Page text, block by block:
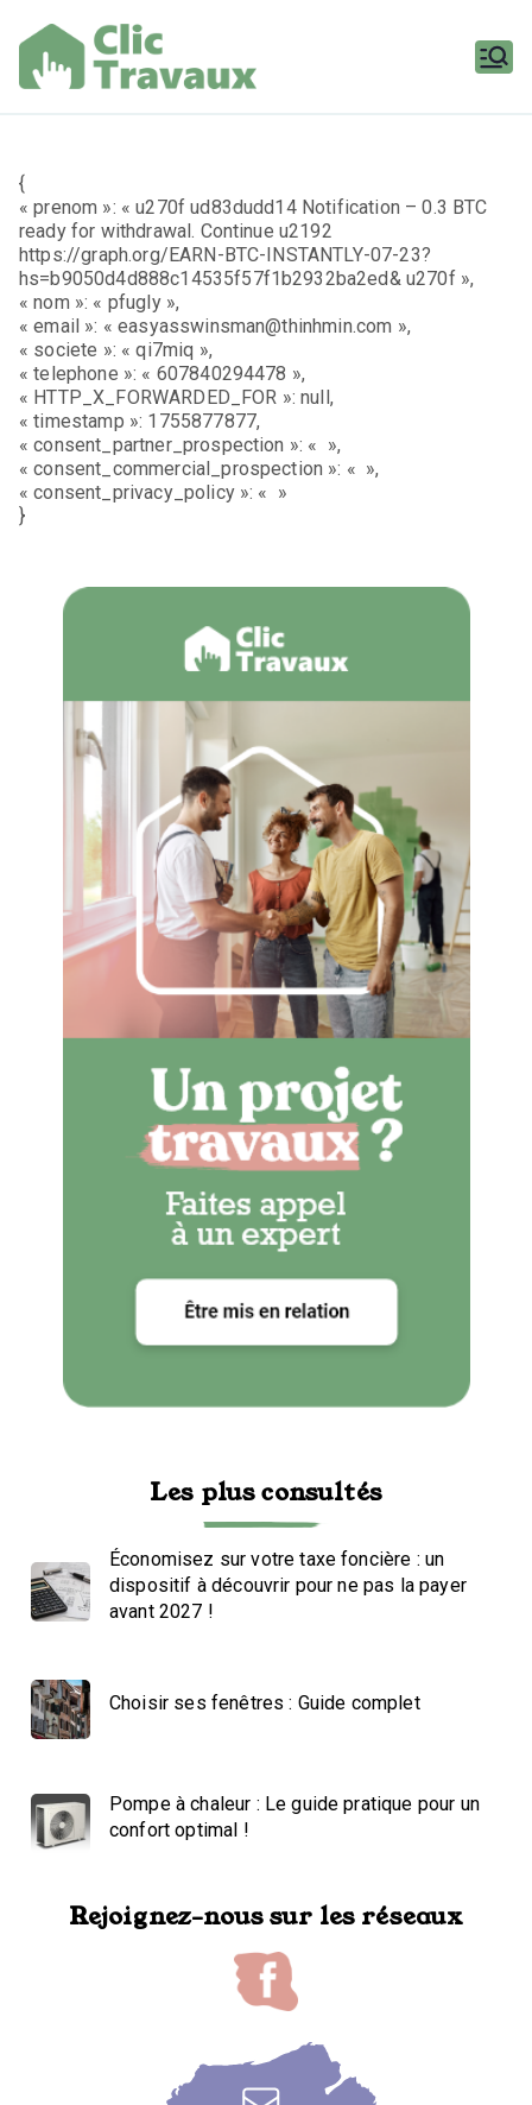
contenu
{
« prenom »: « u270f ud83dudd14 Notification – 0.3 BTC
ready for withdrawal. Continue u2192
https://graph.org/EARN-BTC-INSTANTLY-07-23?
hs=b9050d4d888c14535f57f1b2932ba2ed& u270f »,
« nom »: « pfugly »,
« email »: « easyasswinsman@thinhmin.com »,
« societe »: « qi7miq »,
« telephone »: « 607840294478 »,
« HTTP_X_FORWARDED_FOR »: null,
« timestamp »: 1755877877,
« consent_partner_prospection »: « »,
« consent_commercial_prospection »: « »,
« consent_privacy_policy »: « »
}
Les plus consultés
Économisez sur votre taxe foncière : un
dispositif à découvrir pour ne pas la payer
avant 2027 !
Choisir ses fenêtres : Guide complet
Pompe à chaleur : Le guide pratique pour un
confort optimal !
Rejoignez-nous sur les réseaux